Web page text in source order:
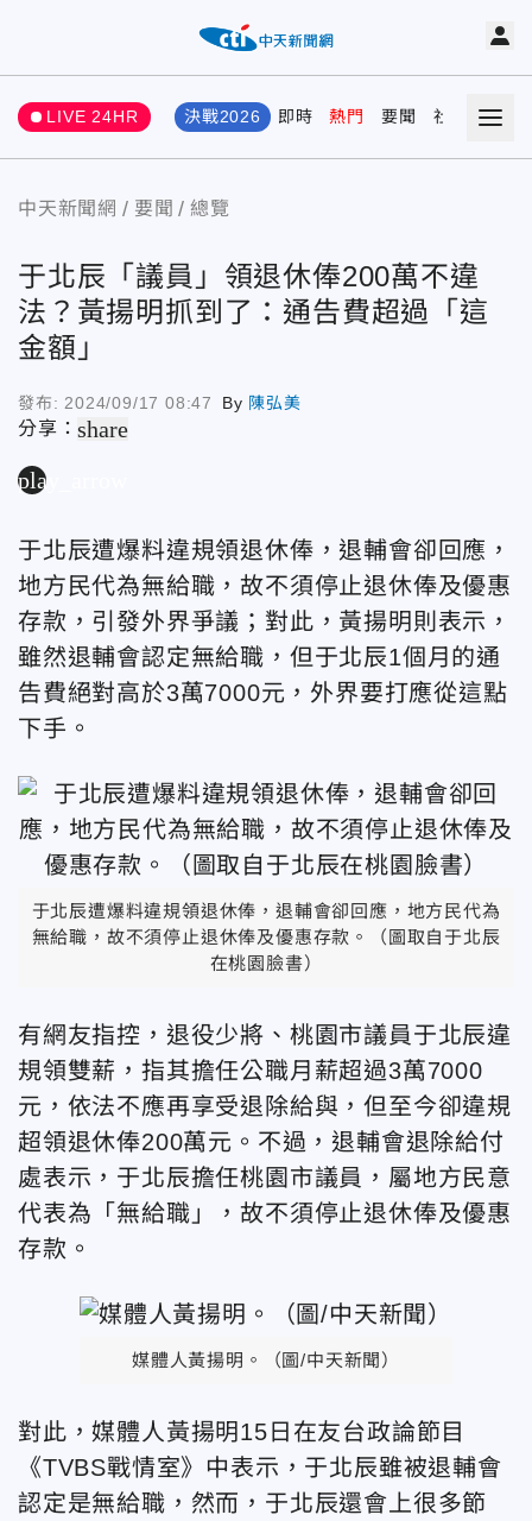
LIVE 24HR 決戰2026 即時 熱門 要聞 社會 娛樂
中天新聞網 要聞 總覽
于北辰「議員」領退休俸200萬不違
法？黃揚明抓到了：通告費超過「這
金額」
發布: 2024/09/17 08:47 By 陳弘美
分享：share
play_arrow
于北辰遭爆料違規領退休俸，退輔會卻回應，
地方民代為無給職，故不須停止退休俸及優惠
存款，引發外界爭議；對此，黃揚明則表示，
雖然退輔會認定無給職，但于北辰1個月的通
告費絕對高於3萬7000元，外界要打應從這點
下手。
于北辰遭爆料違規領退休俸，退輔會卻回應，地方民代為
無給職，故不須停止退休俸及優惠存款。（圖取自于北辰
在桃園臉書）
有網友指控，退役少將、桃園市議員于北辰違
規領雙薪，指其擔任公職月薪超過3萬7000
元，依法不應再享受退除給與，但至今卻違規
超領退休俸200萬元。不過，退輔會退除給付
處表示，于北辰擔任桃園市議員，屬地方民意
代表為「無給職」，故不須停止退休俸及優惠
存款。
媒體人黃揚明。（圖/中天新聞）
對此，媒體人黃揚明15日在友台政論節目
《TVBS戰情室》中表示，于北辰雖被退輔會
認定是無給職，然而，于北辰還會上很多節